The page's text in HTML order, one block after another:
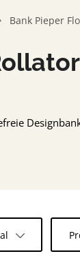
Bank Pieper